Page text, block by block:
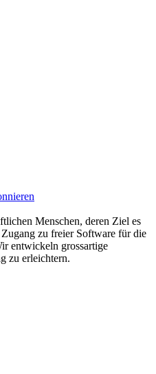
Menschen, deren Ziel es
zu freier Software für die
entwickeln grossartige
zu erleichtern.